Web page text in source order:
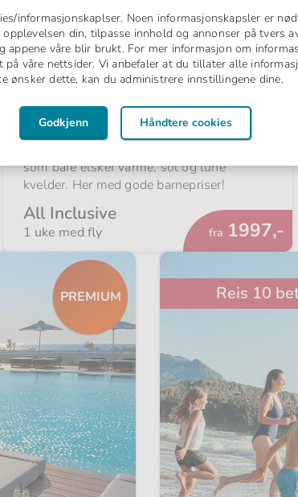
Sparopptil3573,-
Fantastiske barnepriser i august
som bare elsker varme, sol og lune
kvelder. Her med gode barnepriser!
All Inclusive
1 uke med fly fra Fra
1997,-
PREMIUM Reis 10
informasjonskaplser. Noen informasjonskapsler er
din, tilpasse innhold og annonser på tvers
appene våre blir brukt. For mer informasjon om
på våre nettsider. Vi anbefaler at du tillater alle
ønsker dette, kan du administrere innstillingene dine.
Godkjenn Håndtere cookies